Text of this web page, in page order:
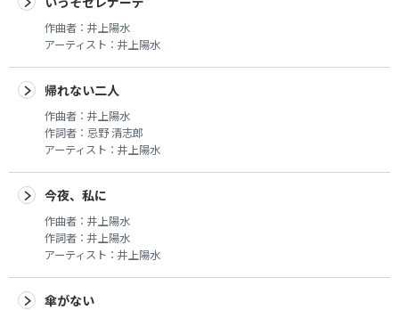
作曲者： 井上陽水
アーティスト： 井上陽水
帰れない二人
作曲者： 井上陽水
作詞者： 忌野 清志郎
アーティスト： 井上陽水
今夜、私に
作曲者： 井上陽水
作詞者： 井上陽水
アーティスト： 井上陽水
傘がない